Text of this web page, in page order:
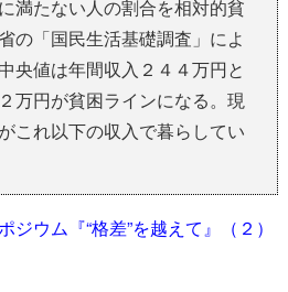
満たない人の割合を相対的貧
の「国民生活基礎調査」によ
央値は年間収入２４４万円と
万円が貧困ラインになる。現
これ以下の収入で暮らしてい
ウム『“格差”を越えて』（２）